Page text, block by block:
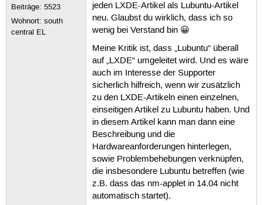
Beiträge:5523
Wohnort: south
central EL
jeden LXDE-Artikel als Lubuntu-Artikel
neu. Glaubst du wirklich, dass ich so
wenig bei Verstand bin 😀
Meine Kritik ist, dass „Lubuntu“ überall
auf „LXDE“ umgeleitet wird. Und es wäre
auch im Interesse der Supporter
sicherlich hilfreich, wenn wir zusätzlich
zu den LXDE-Artikeln einen einzelnen,
einseitigen Artikel zu Lubuntu haben. Und
in diesem Artikel kann man dann eine
Beschreibung und die
Hardwareanforderungen hinterlegen,
sowie Problembehebungen verknüpfen,
die insbesondere Lubuntu betreffen (wie
z.B. dass das nm-applet in 14.04 nicht
automatisch startet).